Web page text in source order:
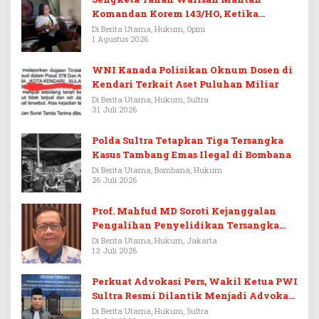
Komandan Korem 143/HO, Ketika
Warisan Menjadi Arena Pemerasan
Di Berita Utama, Hukum, Opini
1 Agustus 2026
WNI Kanada Polisikan Oknum Dosen di
Kendari Terkait Aset Puluhan Miliar
Di Berita Utama, Hukum, Sultra
31 Juli 2026
Polda Sultra Tetapkan Tiga Tersangka
Kasus Tambang Emas Ilegal di Bombana
Di Berita Utama, Bombana, Hukum
26 Juli 2026
Prof. Mahfud MD Soroti Kejanggalan
Pengalihan Penyelidikan Tersangka
Febrie Adriansyah
Di Berita Utama, Hukum, Jakarta
13 Juli 2026
Perkuat Advokasi Pers, Wakil Ketua PWI
Sultra Resmi Dilantik Menjadi Advokat
PERADI
Di Berita Utama, Hukum, Sultra